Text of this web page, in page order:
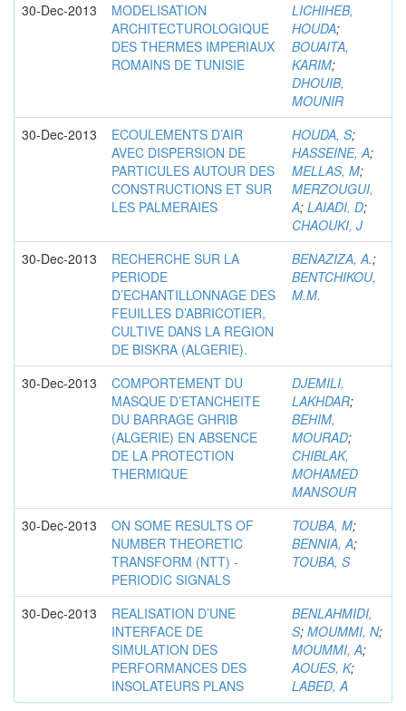
30-Dec-2013
MODELISATION
ARCHITECTUROLOGIQUE
DES THERMES IMPERIAUX
ROMAINS DE TUNISIE
LICHIHEB,
HOUDA;
BOUAITA,
KARIM;
DHOUIB,
MOUNIR
30-Dec-2013
ECOULEMENTS D’AIR
AVEC DISPERSION DE
PARTICULES AUTOUR DES
CONSTRUCTIONS ET SUR
LES PALMERAIES
HOUDA, S;
HASSEINE, A;
MELLAS, M;
MERZOUGUI,
A; LAIADI, D;
CHAOUKI, J
30-Dec-2013
RECHERCHE SUR LA
PERIODE
D’ECHANTILLONNAGE DES
FEUILLES D’ABRICOTIER,
CULTIVE DANS LA REGION
DE BISKRA (ALGERIE).
BENAZIZA, A.;
BENTCHIKOU,
M.M.
30-Dec-2013
COMPORTEMENT DU
MASQUE D’ETANCHEITE
DU BARRAGE GHRIB
(ALGERIE) EN ABSENCE
DE LA PROTECTION
THERMIQUE
DJEMILI,
LAKHDAR;
BEHIM,
MOURAD;
CHIBLAK,
MOHAMED
MANSOUR
30-Dec-2013
ON SOME RESULTS OF
NUMBER THEORETIC
TRANSFORM (NTT) -
PERIODIC SIGNALS
TOUBA, M;
BENNIA, A;
TOUBA, S
30-Dec-2013
REALISATION D’UNE
INTERFACE DE
SIMULATION DES
PERFORMANCES DES
INSOLATEURS PLANS
BENLAHMIDI,
S; MOUMMI, N;
MOUMMI, A;
AOUES, K;
LABED, A